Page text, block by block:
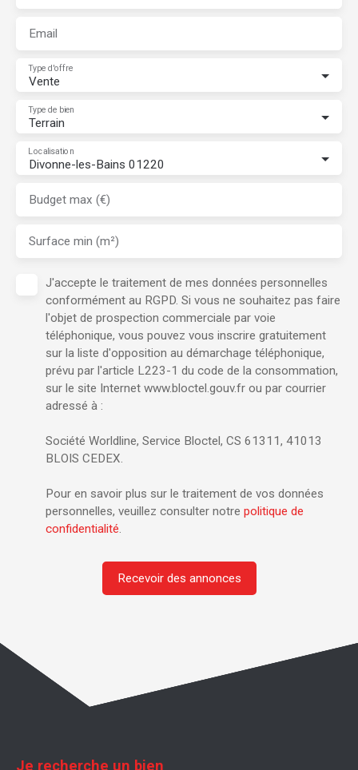
Email
Vente
Type d'offre
Terrain
Type de bien
Divonne-les-Bains 01220
Localisation
Budget max (€)
Surface min (m²)
J'accepte le traitement de mes données personnelles
conformément au RGPD. Si vous ne souhaitez pas faire
l'objet de prospection commerciale par voie
téléphonique, vous pouvez vous inscrire gratuitement
sur la liste d'opposition au démarchage téléphonique,
prévu par l'article L223-1 du code de la consommation,
sur le site Internet www.bloctel.gouv.fr ou par courrier
adressé à :
Société Worldline, Service Bloctel, CS 61311, 41013
BLOIS CEDEX.
Pour en savoir plus sur le traitement de vos données
personnelles, veuillez consulter notre politique de
confidentialité.
Recevoir des annonces
Je recherche un bien